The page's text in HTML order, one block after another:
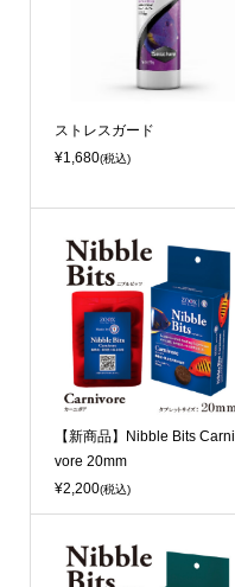
ストレスガード
¥1,680(税込)
【新商品】Nibble Bits Carni
vore 20mm
¥2,200(税込)